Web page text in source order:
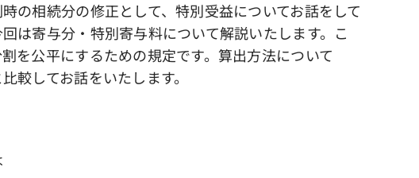
の相続分の修正として、特別受益についてお話をして
は寄与分・特別寄与料について解説いたします。こ
を公平にするための規定です。算出方法について
較してお話をいたします。